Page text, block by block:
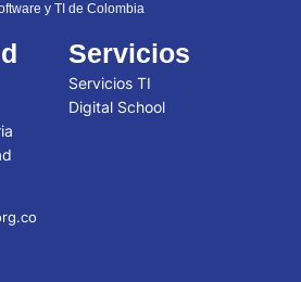
y TI de Colombia
Servicios
Servicios TI
Digital School